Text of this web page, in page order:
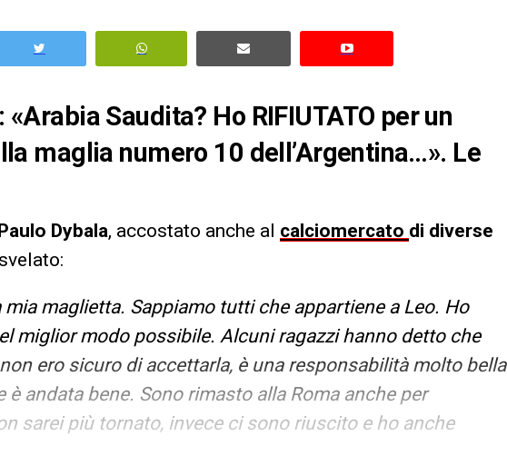
«Arabia Saudita? Ho RIFIUTATO per un
maglia numero 10 dell’Argentina…». Le
Dybala, accostato anche al calciomercato di diverse
mia maglietta. Sappiamo tutti che appartiene a Leo. Ho
miglior modo possibile. Alcuni ragazzi hanno detto che
ero sicuro di accettarla, è una responsabilità molto bella
è andata bene. Sono rimasto alla Roma anche per
sarei più tornato, invece ci sono riuscito e ho anche